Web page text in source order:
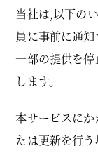
当社は,以下の
員に事前に通
一部の提供を
します。
本サービスに
たは更新を行